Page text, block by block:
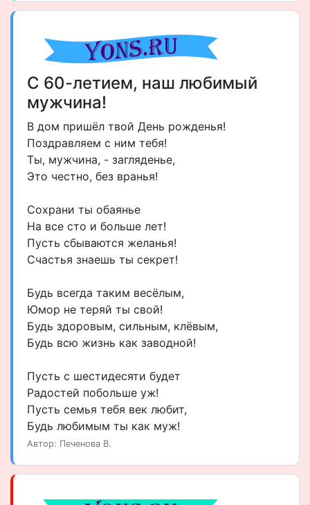
С 60-летием, наш любимый
мужчина!
В дом пришёл твой День рожденья!
Поздравляем с ним тебя!
Ты, мужчина, - загляденье,
Это честно, без вранья!
Сохрани ты обаянье
На все сто и больше лет!
Пусть сбываются желанья!
Счастья знаешь ты секрет!
Будь всегда таким весёлым,
Юмор не теряй ты свой!
Будь здоровым, сильным, клёвым,
Будь всю жизнь как заводной!
Пусть с шестидесяти будет
Радостей побольше уж!
Пусть семья тебя век любит,
Будь любимым ты как муж!
Автор: Печенова В.